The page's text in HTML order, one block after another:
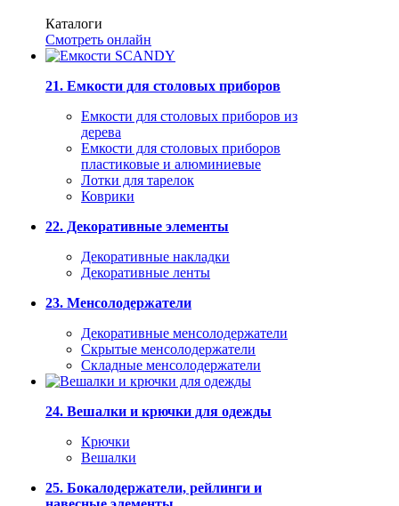
Каталоги
Смотреть онлайн
21. Емкости для столовых приборов
Емкости для столовых приборов из
дерева
Емкости для столовых приборов
пластиковые и алюминиевые
Лотки для тарелок
Коврики
22. Декоративные элементы
Декоративные накладки
Декоративные ленты
23. Менсолодержатели
Декоративные менсолодержатели
Скрытые менсолодержатели
Складные менсолодержатели
24. Вешалки и крючки для одежды
Крючки
Вешалки
25. Бокалодержатели, рейлинги и